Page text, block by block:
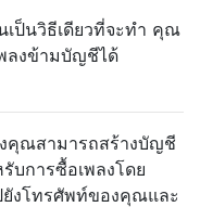
เป็นวิธีเดียวที่จะทำ คุณ
ลงข้ามบัญชีได้
คุณสามารถสร้างบัญชี
บการซื้อเพลงโดย
ยังโทรศัพท์ของคุณและ